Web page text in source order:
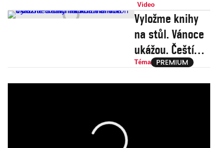
Ty si asi passy?
Kdybys nebyl
mrtvý, vyhubím
tě jak novináře!
Video
Vyložme knihy
na stůl. Vánoce
ukážou. Čeští
nakladatelé
hovoří o vážné
Téma